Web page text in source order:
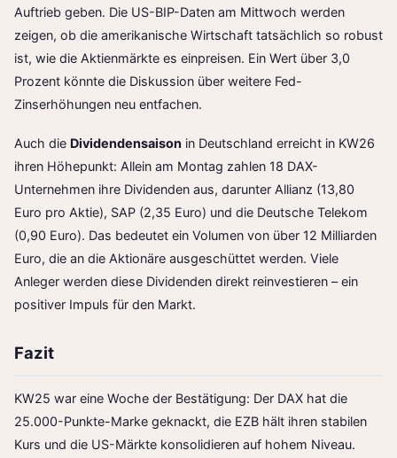
Auftrieb geben. Die US-BIP-Daten am Mittwoch werden
zeigen, ob die amerikanische Wirtschaft tatsächlich so robust
ist, wie die Aktienmärkte es einpreisen. Ein Wert über 3,0
Prozent könnte die Diskussion über weitere Fed-
Zinserhöhungen neu entfachen.
Auch die Dividendensaison in Deutschland erreicht in KW26
ihren Höhepunkt: Allein am Montag zahlen 18 DAX-
Unternehmen ihre Dividenden aus, darunter Allianz (13,80
Euro pro Aktie), SAP (2,35 Euro) und die Deutsche Telekom
(0,90 Euro). Das bedeutet ein Volumen von über 12 Milliarden
Euro, die an die Aktionäre ausgeschüttet werden. Viele
Anleger werden diese Dividenden direkt reinvestieren – ein
positiver Impuls für den Markt.
Fazit
KW25 war eine Woche der Bestätigung: Der DAX hat die
25.000-Punkte-Marke geknackt, die EZB hält ihren stabilen
Kurs und die US-Märkte konsolidieren auf hohem Niveau.